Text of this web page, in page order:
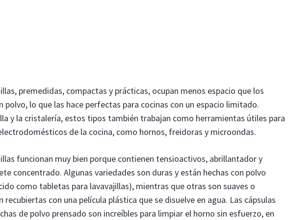
premedidas, compactas y prácticas, ocupan menos espacio que los
lo que las hace perfectas para cocinas con un espacio limitado.
y la cristalería, estos tipos también trabajan como herramientas útiles para
de la cocina, como hornos, freidoras y microondas.
funcionan muy bien porque contienen tensioactivos, abrillantador y
concentrado. Algunas variedades son duras y están hechas con polvo
como tabletas para lavavajillas), mientras que otras son suaves o
recubiertas con una película plástica que se disuelve en agua. Las cápsulas
de polvo prensado son increíbles para limpiar el horno sin esfuerzo, en